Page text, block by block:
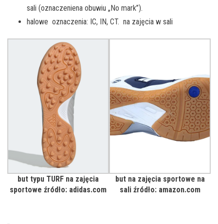
sali (oznaczeniena obuwiu „No mark”).
halowe oznaczenia: IC, IN, CT. na zajęcia w sali
but typu TURF na zajęcia
sportowe źródło: adidas.com
but na zajęcia sportowe na
sali źródło: amazon.com